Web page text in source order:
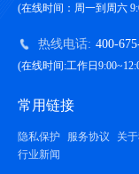
(在线时间：周一到周六
热线电话: 400-
(在线时间:工作日
常用链接
隐私保护 服务协议
关
行业新闻